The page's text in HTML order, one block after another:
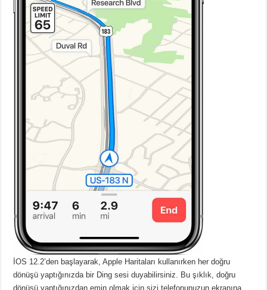
İOS 12.2’den başlayarak, Apple Haritaları kullanırken her doğru
dönüşü yaptığınızda bir Ding sesi duyabilirsiniz. Bu şıklık, doğru
dönüşü yaptığınızdan emin olmak için sizi telefonunuzun ekranına